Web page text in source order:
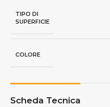
TIPO DI
SUPERFICIE
COLORE
Scheda Tecnica